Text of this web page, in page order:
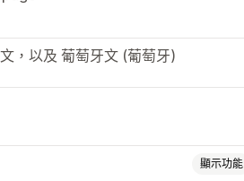
，以及 葡萄牙文 (葡萄牙)
顯示功能